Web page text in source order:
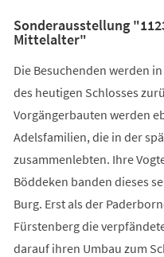
Sonderausstellung
Mittelalter"
Die Besuchenden werden
des heutigen Schlosses
Vorgängerbauten werden
Adelsfamilien, die in der
zusammenlebten. Ihre
Böddeken banden dieses
Burg. Erst als der
Fürstenberg die
darauf ihren Umbau zum